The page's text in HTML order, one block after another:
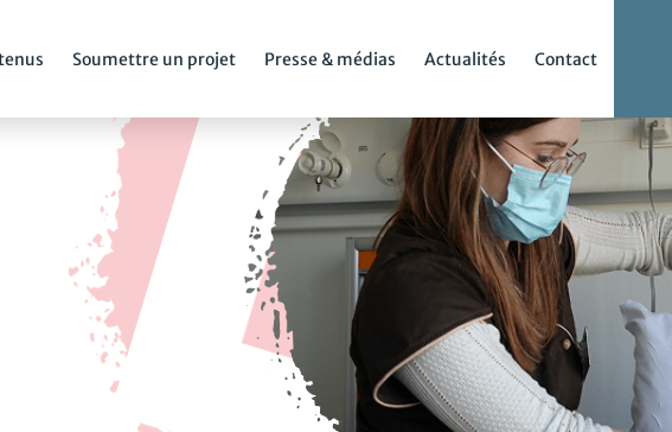
Soumettre un projet Presse & médias Actualités
Contact